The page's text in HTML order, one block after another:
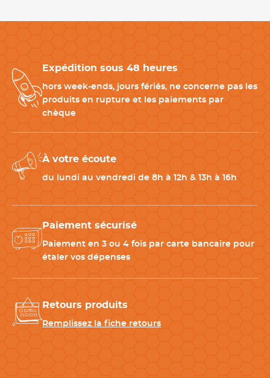
Composez un service harmonieux avec des couverts
professionnels assortis pour répondre à tous les besoins de vos
clients.
Fourchette de table inox
-Couteau de table inox: idéal pour un service complet et
-Cuillère à café inox: parfaite pour les cafés, desserts et
boissons chaudes.
CARACTÉRISTIQUES TECHNIQUES
Matériau Acier Inoxydable 18/10
Information(s)
Expédition sous 48 heures
hors week-ends, jours fériés, ne concerne pas les
produits en rupture et les paiements par
chèque
À votre écoute
du lundi au vendredi de 8h à 12h & 13h à 16h
Paiement sécurisé
Paiement en 3 ou 4 fois par carte bancaire pour
étaler vos dépenses
Retours produits
Remplissez la fiche retours